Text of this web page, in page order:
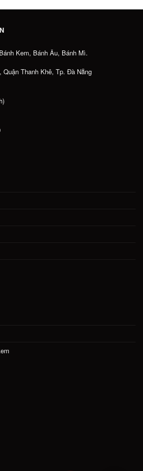
Kem, Bánh Âu, Bánh Mì.
Thanh Khê, Tp. Đà Nẵng